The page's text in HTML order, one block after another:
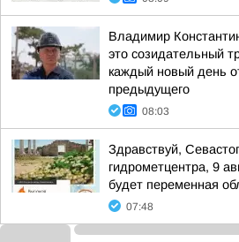
Владимир
это созидательный
каждый новый день
предыдущего
08:03
Здравствуй,
гидрометцентра, 9
будет переменная
07:48